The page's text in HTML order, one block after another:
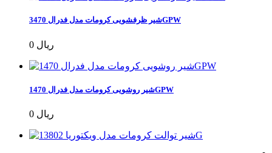
شیر ظرفشویی کرومات مدل فدرال 3470GPW
0 ریال
شیر روشویی کرومات مدل فدرال 1470GPW
0 ریال